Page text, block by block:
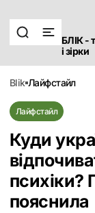
БЛІК -
і зірки
blik лайфстайл
Лайфстайл
Куди
психіки?
пояснила